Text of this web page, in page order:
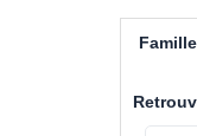
Famille